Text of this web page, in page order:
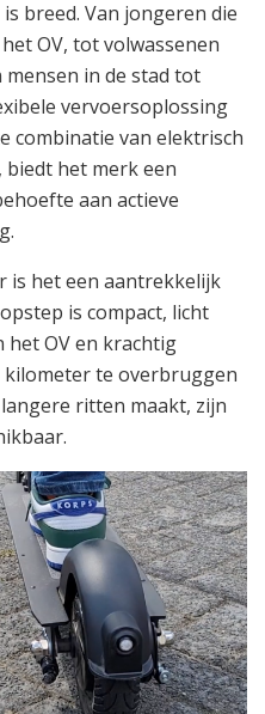
is breed. Van jongeren die
OV, tot volwassenen
in de stad tot
vervoersoplossing
combinatie van elektrisch
het merk een
aan actieve
is het een aantrekkelijk
is compact, licht
het OV en krachtig
te overbruggen
ritten maakt, zijn